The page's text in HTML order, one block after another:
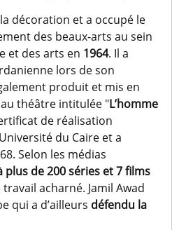
décoration et a occupé le
des beaux-arts au sein
et des arts en 1964. Il a
lors de son
produit et mis en
théâtre intitulée "L’homme
de réalisation
du Caire et a
Selon les médias
plus de 200 séries et 7 films
travail acharné. Jamil Awad
qui a d’ailleurs défendu la